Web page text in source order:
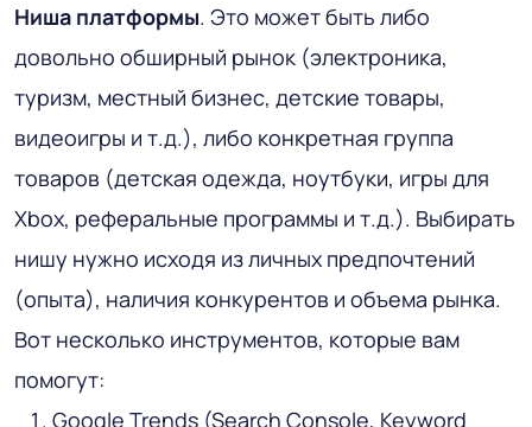
Ниша платформы. Это может быть либо
довольно обширный рынок (электроника,
туризм, местный бизнес, детские товары,
видеоигры и т.д.), либо конкретная группа
товаров (детская одежда, ноутбуки, игры для
Xbox, реферальные программы и т.д.). Выбирать
нишу нужно исходя из личных предпочтений
(опыта), наличия конкурентов и объема рынка.
Вот несколько инструментов, которые вам
помогут:
Google Trends (Search Console, Keyword